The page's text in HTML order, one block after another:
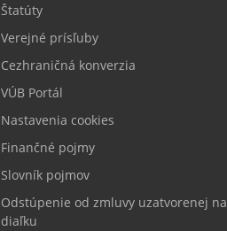
Štatúty
Verejné prísľuby
Cezhraničná konverzia
VÚB Portál
Nastavenia cookies
Finančné pojmy
Slovník pojmov
Odstúpenie od zmluvy uzatvorenej na
diaľku